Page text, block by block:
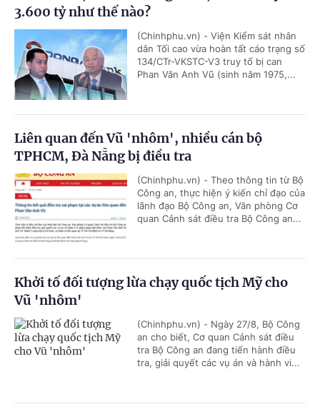
3.600 tỷ như thế nào?
(Chinhphu.vn) - Viện Kiểm sát nhân
dân Tối cao vừa hoàn tất cáo trạng số
134/CTr-VKSTC-V3 truy tố bị can
Phan Văn Anh Vũ (sinh năm 1975,...
Liên quan đến Vũ 'nhôm', nhiều cán bộ
TPHCM, Đà Nẵng bị điều tra
(Chinhphu.vn) - Theo thông tin từ Bộ
Công an, thực hiện ý kiến chỉ đạo của
lãnh đạo Bộ Công an, Văn phòng Cơ
quan Cảnh sát điều tra Bộ Công an...
Khởi tố đối tượng lừa chạy quốc tịch Mỹ cho
Vũ 'nhôm'
(Chinhphu.vn) - Ngày 27/8, Bộ Công
an cho biết, Cơ quan Cảnh sát điều
tra Bộ Công an đang tiến hành điều
tra, giải quyết các vụ án và hành vi...